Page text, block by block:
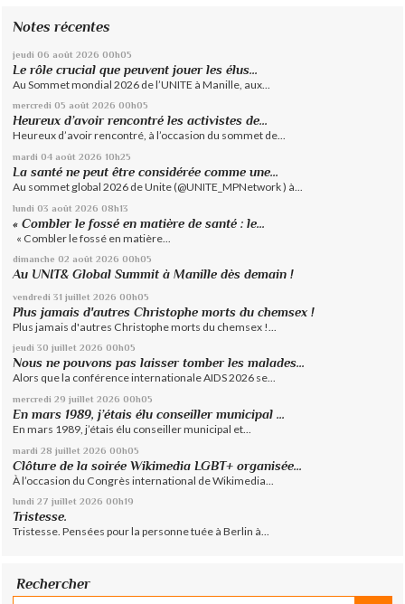
Notes récentes
jeudi 06 août 2026 00h05
Le rôle crucial que peuvent jouer les élus...
Au Sommet mondial 2026 de l’UNITE à Manille, aux...
mercredi 05 août 2026 00h05
Heureux d’avoir rencontré les activistes de...
Heureux d’avoir rencontré, à l’occasion du sommet de...
mardi 04 août 2026 10h25
La santé ne peut être considérée comme une...
Au sommet global 2026 de Unite (@UNITE_MPNetwork ) à...
lundi 03 août 2026 08h13
« Combler le fossé en matière de santé : le...
« Combler le fossé en matière...
dimanche 02 août 2026 00h05
Au UNIT& Global Summit à Manille dès demain !
vendredi 31 juillet 2026 00h05
Plus jamais d'autres Christophe morts du chemsex !
Plus jamais d'autres Christophe morts du chemsex !...
jeudi 30 juillet 2026 00h05
Nous ne pouvons pas laisser tomber les malades...
Alors que la conférence internationale AIDS 2026 se...
mercredi 29 juillet 2026 00h05
En mars 1989, j’étais élu conseiller municipal ...
En mars 1989, j’étais élu conseiller municipal et...
mardi 28 juillet 2026 00h05
Clôture de la soirée Wikimedia LGBT+ organisée...
À l’occasion du Congrès international de Wikimedia...
lundi 27 juillet 2026 00h19
Tristesse.
Tristesse. Pensées pour la personne tuée à Berlin à...
Rechercher